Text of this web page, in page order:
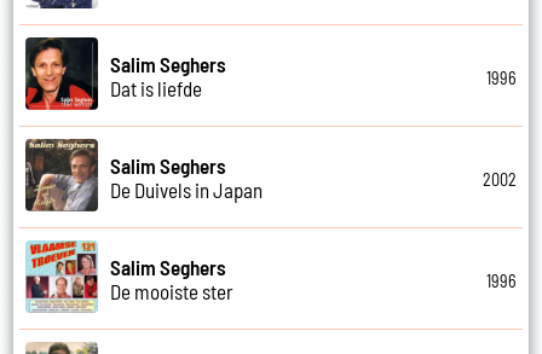
Salim Seghers
Dat is liefde
1996
Salim Seghers
De Duivels in Japan
2002
Salim Seghers
De mooiste ster
1996